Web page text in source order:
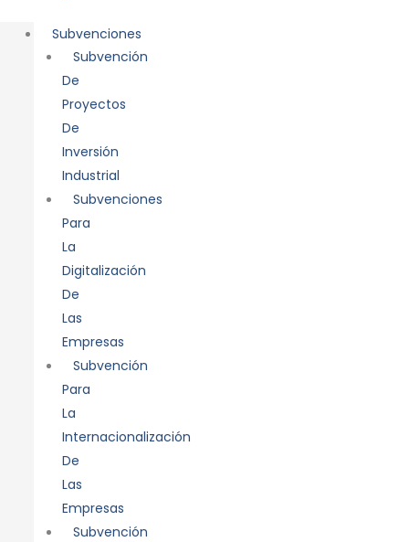
Subvenciones
Subvención
De
Proyectos
De
Inversión
Industrial
Subvenciones
Para
La
Digitalización
De
Las
Empresas
Subvención
Para
La
Internacionalización
De
Las
Empresas
Subvención